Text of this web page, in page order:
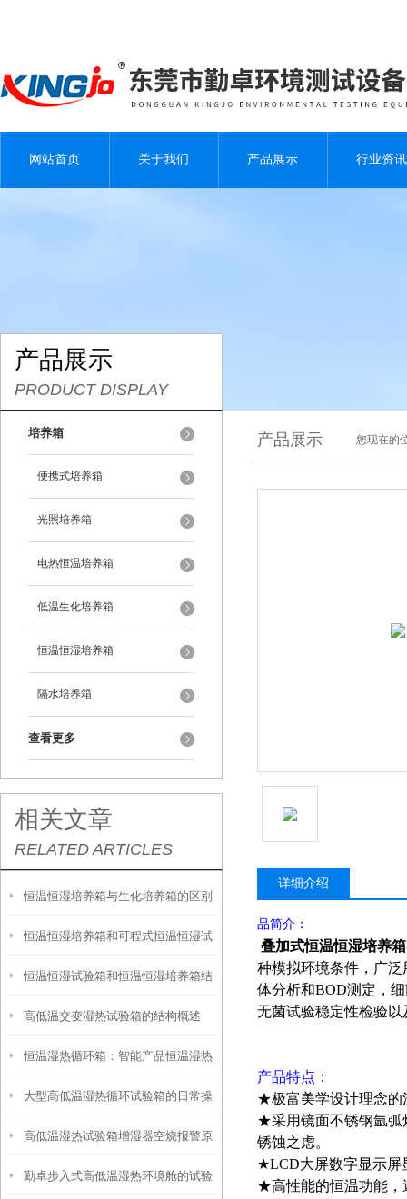
网站首页 关于我们 产品展示 行业资讯
产品展示
PRODUCT DISPLAY
培养箱
便携式培养箱
光照培养箱
电热恒温培养箱
低温生化培养箱
恒温恒湿培养箱
隔水培养箱
查看更多
相关文章
RELATED ARTICLES
恒温恒湿培养箱与生化培养箱的区别
恒温恒湿培养箱和可程式恒温恒湿试
验箱的区别
恒温恒湿试验箱和恒温恒湿培养箱结
构上有何区别
高低温交变湿热试验箱的结构概述
恒温湿热循环箱：智能产品恒温湿热
循环测试意义
大型高低温湿热循环试验箱的日常操
作误区您了解嘛
高低温湿热试验箱增湿器空烧报警原
因查询
勤卓步入式高低温湿热环境舱的试验
产品展示 您现在的
详细介绍
品简介：
叠加式恒温恒湿培养箱
种模拟环境条件，广泛
体分析和BOD测定，
无菌试验稳定性检验
产品特点：
★极富美学设计理念的
★采用镜面不锈钢氩弧
锈蚀之虑。
★LCD大屏数字显示屏
★高性能的恒温功能，